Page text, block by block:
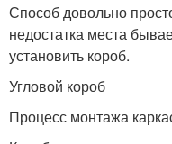
Способ довольно
недостатка места
установить короб.
Угловой короб
Процесс монтажа